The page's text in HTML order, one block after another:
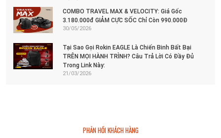
COMBO TRAVEL MAX & VELOCITY: Giá Gốc
3.180.000đ GIẢM CỰC SỐC Chỉ Còn 990.000Đ
30/05/2026
Tại Sao Gọi Rokin EAGLE Là Chiến Binh Bất Bại
TRÊN MỌI HÀNH TRÌNH? Câu Trả Lời Có Đầy Đủ
Trong Link Này:
21/03/2026
PHẢN HỒI KHÁCH HÀNG